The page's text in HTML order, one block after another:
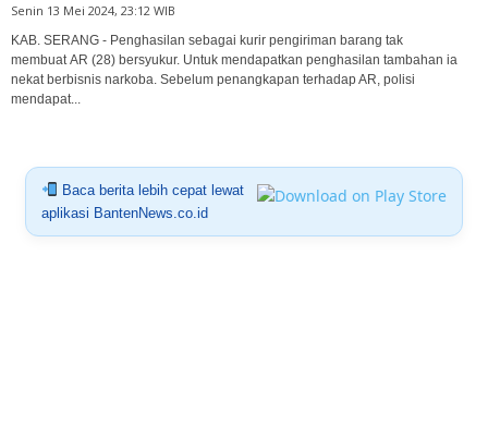
Senin 13 Mei 2024, 23:12 WIB
KAB. SERANG - Penghasilan sebagai kurir pengiriman barang tak
membuat AR (28) bersyukur. Untuk mendapatkan penghasilan tambahan ia
nekat berbisnis narkoba. Sebelum penangkapan terhadap AR, polisi
mendapat...
Baca berita lebih cepat lewat
aplikasi BantenNews.co.id